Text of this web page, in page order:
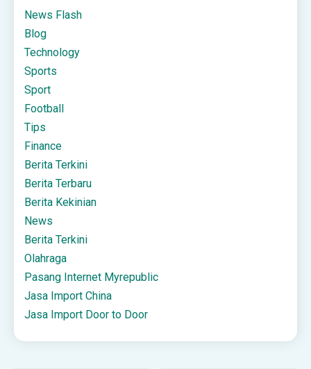
News Flash
Blog
Technology
Sports
Sport
Football
Tips
Finance
Berita Terkini
Berita Terbaru
Berita Kekinian
News
Berita Terkini
Olahraga
Pasang Internet Myrepublic
Jasa Import China
Jasa Import Door to Door